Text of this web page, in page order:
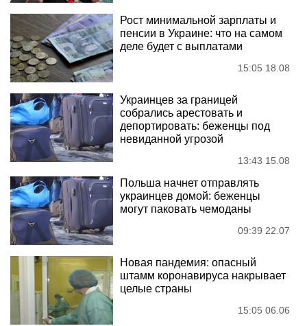
Рост минимальной зарплаты и
пенсии в Украине: что на самом
деле будет с выплатами
15:05 18.08
Украинцев за границей
собрались арестовать и
депортировать: беженцы под
невиданной угрозой
13:43 15.08
Польша начнет отправлять
украинцев домой: беженцы
могут паковать чемоданы
09:39 22.07
Новая пандемия: опасный
штамм коронавируса накрывает
целые страны
15:05 06.06